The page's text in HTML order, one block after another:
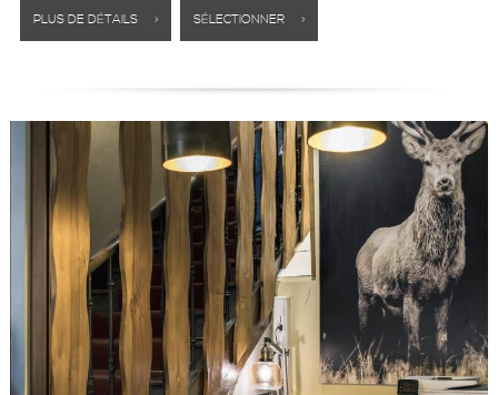
PLUS DE DÉTAILS > SÉLECTIONNER >